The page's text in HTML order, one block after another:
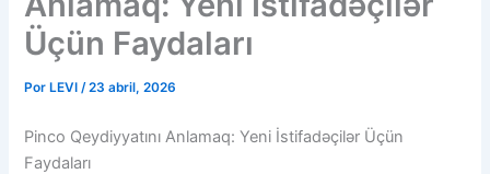
Üçün Faydaları
Por LEVI/23 abril, 2026
Pinco Qeydiyyatını Anlamaq: Yeni İstifadəçilər Üçün
Faydaları